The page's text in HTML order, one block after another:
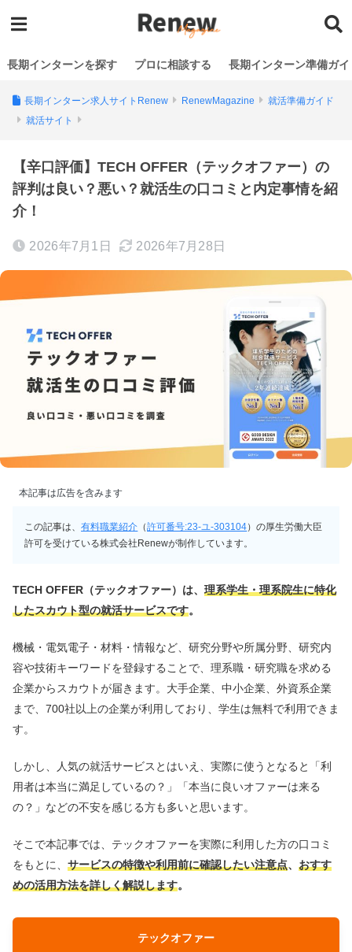
長期インターンを探す プロに相談する 長期インターン準備ガイ
長期インターン求人サイトRenew RenewMagazine
就活準備ガイド
就活サイト
【辛口評価】TECH OFFER（テックオファー）の
評判は良い？悪い？就活生の口コミと内定事情を紹
介！
2026年7月1日 2026年7月28日
本記事は広告を含みます
この記事は、有料職業紹介 （許可番号:23-ユ-303104）の厚生労働大臣
許可を受けている株式会社Renewが制作しています。
TECH OFFER（テックオファー）は、 理系学生・理系院生に特化
したスカウト型の就活サービスです。
機械・電気電子・材料・情報など、研究分野や所属分野、研究内
容や技術キーワードを登録することで、理系職・研究職を求める
企業からスカウトが届きます。大手企業、中小企業、外資系企業
まで、700社以上の企業が利用しており、学生は無料で利用できま
す。
しかし、人気の就活サービスとはいえ、実際に使うとなると「利
用者は本当に満足しているの？」「本当に良いオファーは来る
の？」などの不安を感じる方も多いと思います。
そこで本記事では、テックオファーを実際に利用した方の口コミ
をもとに、 サービスの特徴や利用前に確認したい注意点、 おすす
めの活用方法を詳しく解説します。
テックオファー